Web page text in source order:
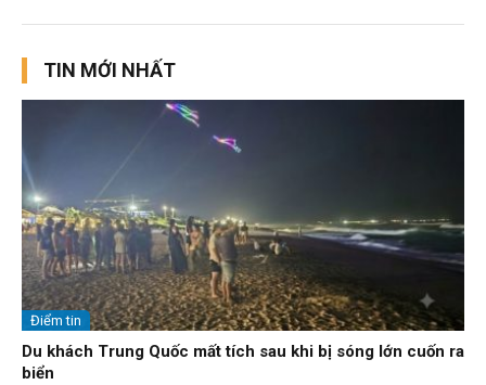
TIN MỚI NHẤT
Điểm tin
Du khách Trung Quốc mất tích sau khi bị sóng lớn cuốn ra
biển